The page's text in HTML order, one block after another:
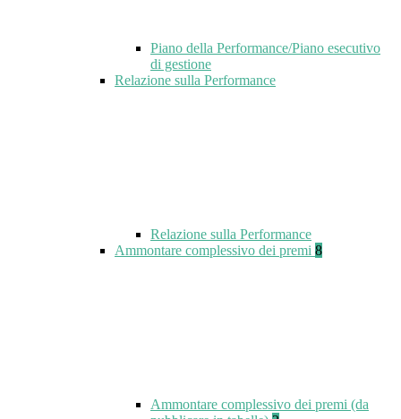
Piano della Performance/Piano esecutivo
di gestione
Relazione sulla Performance
Relazione sulla Performance
Ammontare complessivo dei premi 8
Ammontare complessivo dei premi (da